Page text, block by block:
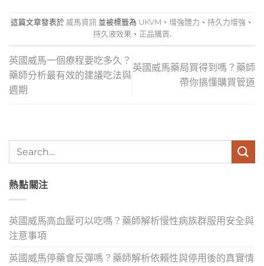
這篇文章發表於 威馬資訊 並被標籤為 UKVM 、 增強體力 、 持久力增強 、
持久液效果 、 正品購買.
英國威馬一個療程要吃多久？
藥師分析最有效的建議吃法與
週期
英國威馬藥局買得到嗎？藥師
帶你搞懂購買管道
熱點關注
英國威馬高血壓可以吃嗎？藥師解析慢性病族群服用安全與
注意事項
英國威馬停藥會反彈嗎？藥師解析依賴性與停用後的真實情